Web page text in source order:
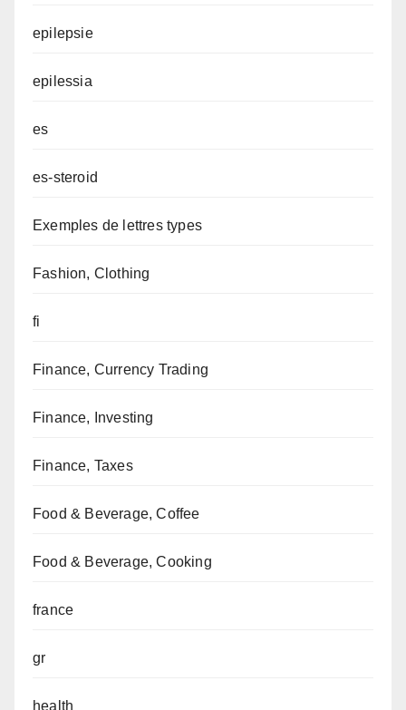
epilepsie
epilessia
es
es-steroid
Exemples de lettres types
Fashion, Clothing
fi
Finance, Currency Trading
Finance, Investing
Finance, Taxes
Food & Beverage, Coffee
Food & Beverage, Cooking
france
gr
health